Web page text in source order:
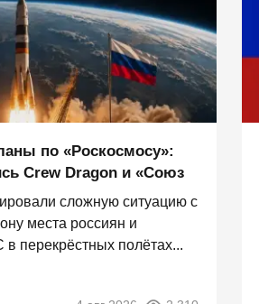
по «Роскосмосу»:
Crew Dragon и «Союз
сложную ситуацию с
места россиян и
перекрёстных полётах...